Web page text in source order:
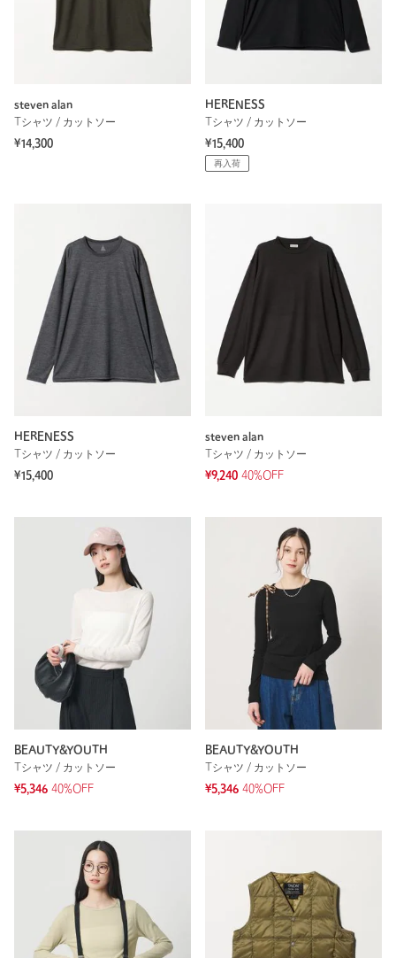
steven alan
Tシャツ / カットソー
¥14,300
HERENESS
Tシャツ / カットソー
¥15,400
再入荷
HERENESS
Tシャツ / カットソー
¥15,400
steven alan
Tシャツ / カットソー
¥9,240 40%OFF
BEAUTY&YOUTH
Tシャツ / カットソー
¥5,346 40%OFF
BEAUTY&YOUTH
Tシャツ / カットソー
¥5,346 40%OFF